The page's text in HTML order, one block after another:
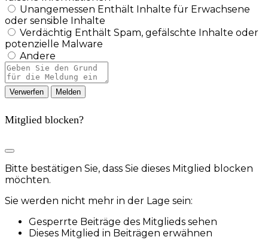
Unangemessen Enthält Inhalte für Erwachsene
oder sensible Inhalte
Verdächtig Enthält Spam, gefälschte Inhalte oder
potenzielle Malware
Andere
Berichtsnotiz
Melden
Mitglied blocken?
Bitte bestätigen Sie, dass Sie dieses Mitglied blocken
möchten.
Sie werden nicht mehr in der Lage sein:
Gesperrte Beiträge des Mitglieds sehen
Dieses Mitglied in Beiträgen erwähnen